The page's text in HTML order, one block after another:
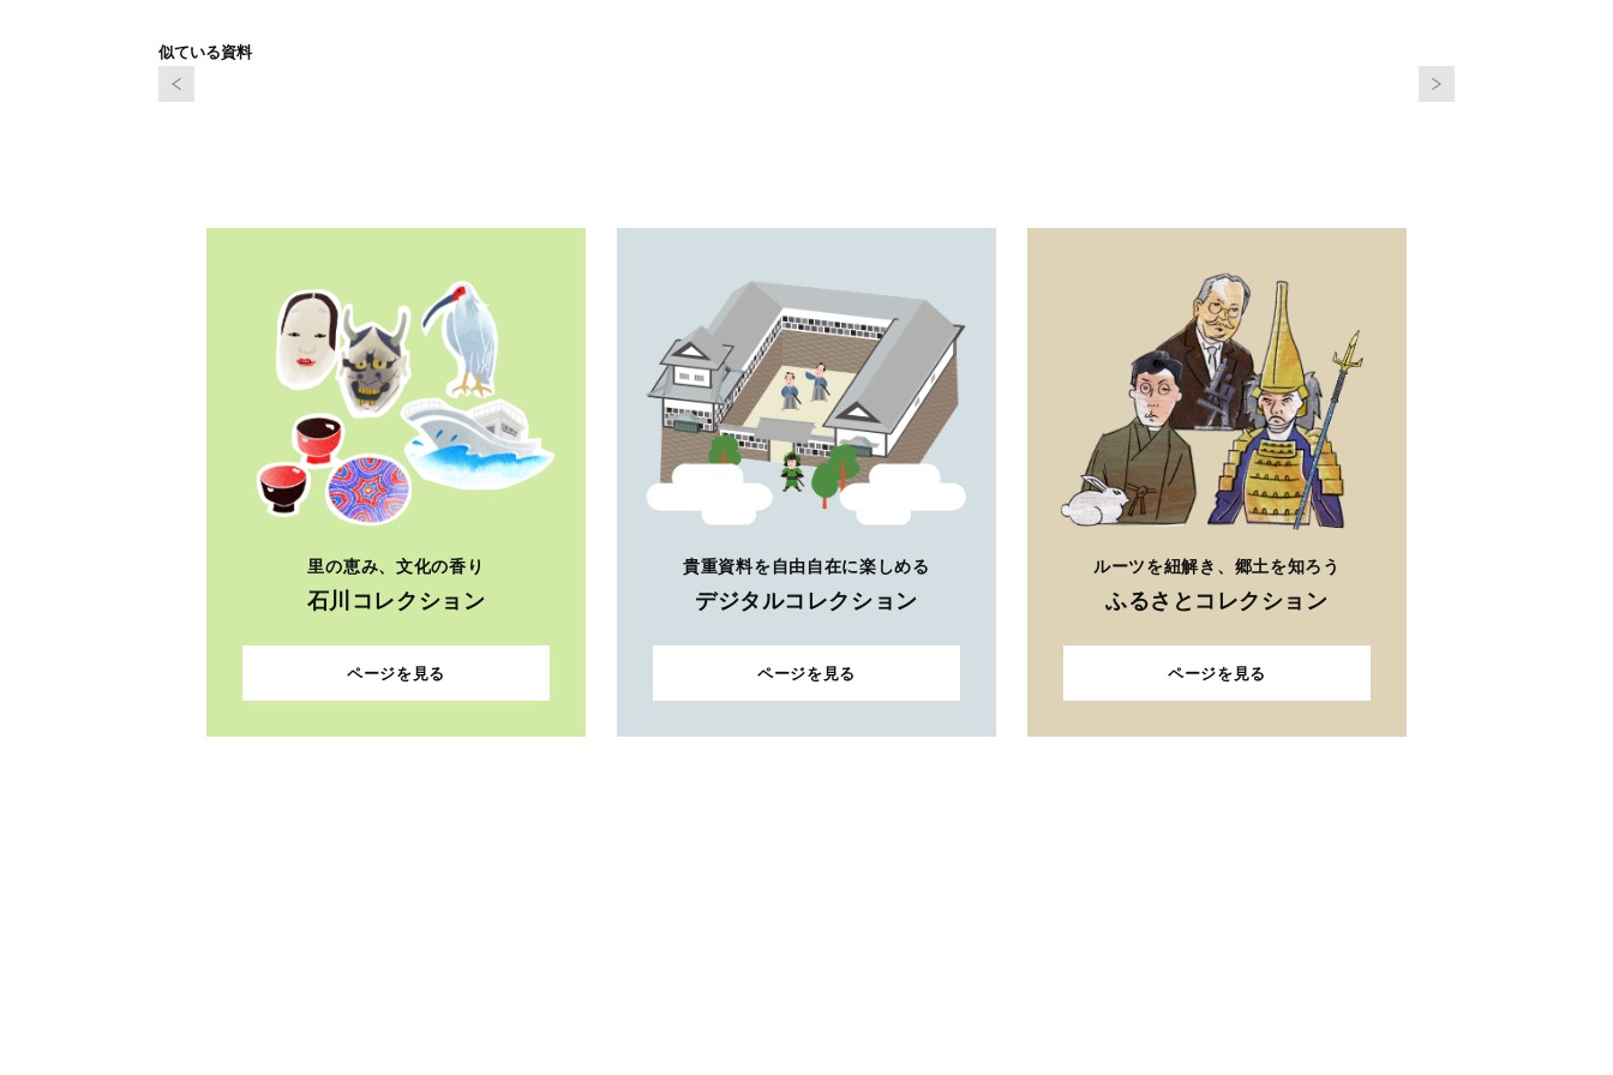
似ている資料
里の恵み、文化の香り
石川コレクション
ページを見る
貴重資料を自由自在に楽しめる
デジタルコレクション
ページを見る
ルーツを紐解き、郷土を知ろう
ふるさとコレクション
ページを見る